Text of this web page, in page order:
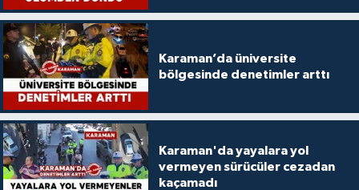
Karaman’da üniversite
bölgesinde denetimler arttı
Karaman'da yayalara yol
vermeyen sürücüler cezadan
kaçamadı